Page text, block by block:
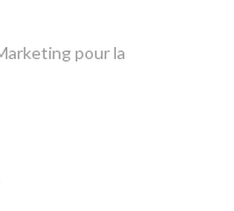
pour la